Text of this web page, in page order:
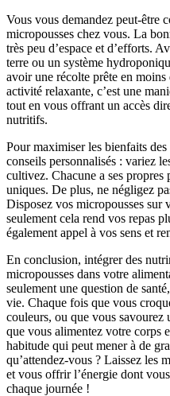
Vous vous demandez peut-être
micropousses chez vous. La
très peu d’espace et d’efforts.
terre ou un système
avoir une récolte prête en moins
activité relaxante, c’est une
tout en vous offrant un accès
nutritifs.
Pour maximiser les bienfaits
conseils personnalisés : variez
cultivez. Chacune a ses
uniques. De plus, ne négligez
Disposez vos micropousses sur
seulement cela rend vos repas
également appel à vos sens et
En conclusion, intégrer des
micropousses dans votre
seulement une question de
vie. Chaque fois que vous
couleurs, ou que vous
que vous alimentez votre corps
habitude qui peut mener à de
qu’attendez-vous ? Laissez les
et vous offrir l’énergie dont
chaque journée !